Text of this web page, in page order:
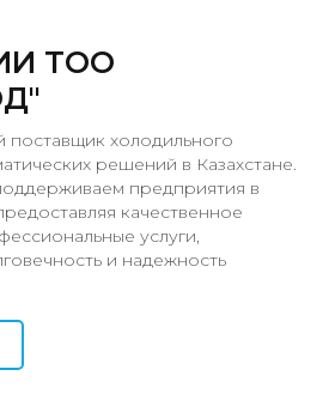
ТОО
холодильного
решений в Казахстане.
предприятия в
качественное
услуги,
и надежность